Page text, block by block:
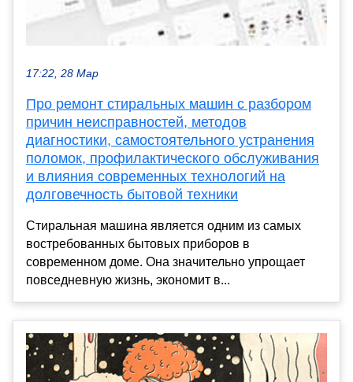
17:22, 28 Мар
Про ремонт стиральных машин с разбором
причин неисправностей, методов
диагностики, самостоятельного устранения
поломок, профилактического обслуживания
и влияния современных технологий на
долговечность бытовой техники
Стиральная машина является одним из самых
востребованных бытовых приборов в
современном доме. Она значительно упрощает
повседневную жизнь, экономит в...